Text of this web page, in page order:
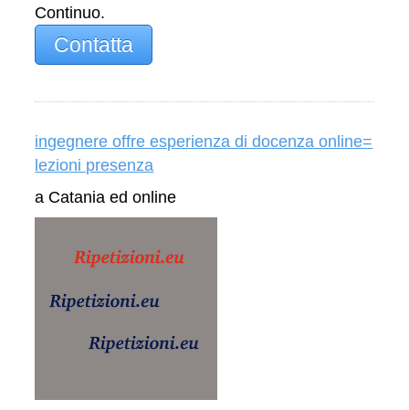
Continuo.
Contatta
ingegnere offre esperienza di docenza online=
lezioni presenza
a Catania ed online